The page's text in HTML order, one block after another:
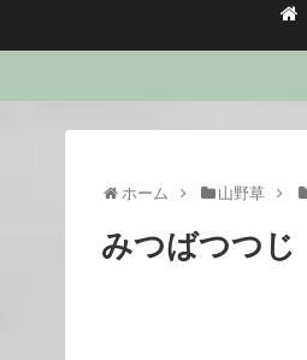
ホーム 山野草
みつばつつじ